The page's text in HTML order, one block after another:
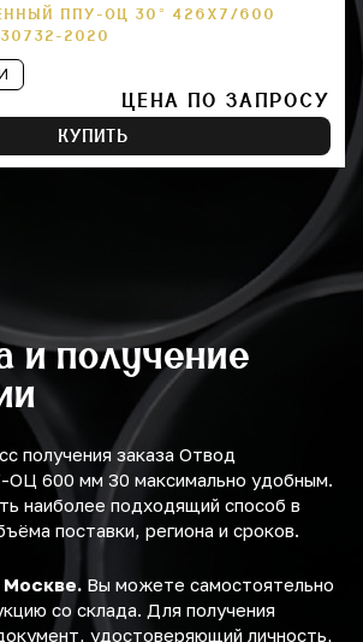
ППУ-ОЦ 30° 426Х7/600
2020
ЦЕНА ПО ЗАПРОСУ
КУПИТЬ
и получение
получения заказа Отвод
600 мм 30 максимально удобным.
наиболее подходящий способ в
поставки, региона и сроков.
Москве. Вы можете самостоятельно
со склада. Для получения
удостоверяющий личность,